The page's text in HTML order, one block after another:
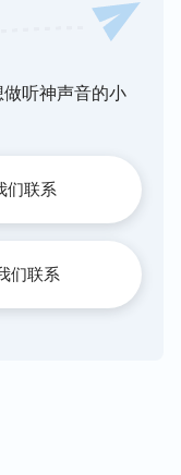
主话的及时引
，也让我看透了
只能把脑袋别在
豁出去了，因着
对主的信心。
受了神的末世作
带着6个弟兄姊
做听神声音的小
们联系
们联系